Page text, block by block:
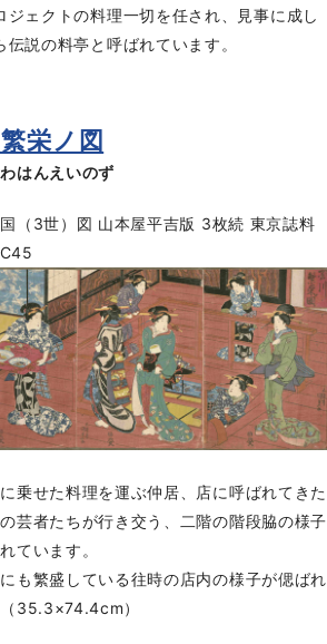
ェクトの料理一切を任され、見事に成し
説の料亭と呼ばれています。
栄ノ図
はんえいのず
（3世）図 山本屋平吉版 3枚続 東京誌料
乗せた料理を運ぶ仲居、店に呼ばれてきた
芸者たちが行き交う、二階の階段脇の様子
ています。
も繁盛している往時の店内の様子が偲ばれ
35.3×74.4cm）